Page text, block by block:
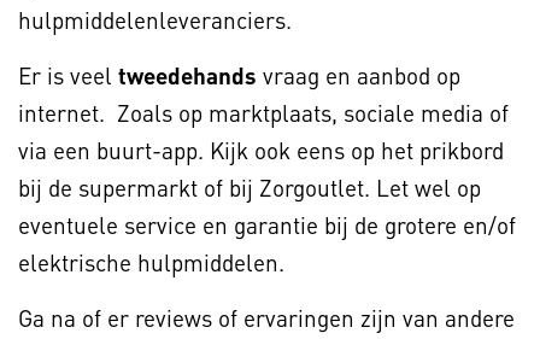
hulpmiddelenleveranciers.
Er is veel tweedehands vraag en aanbod op
internet. Zoals op marktplaats, sociale media of
via een buurt-app. Kijk ook eens op het prikbord
bij de supermarkt of bij Zorgoutlet. Let wel op
eventuele service en garantie bij de grotere en/of
elektrische hulpmiddelen.
Ga na of er reviews of ervaringen zijn van andere